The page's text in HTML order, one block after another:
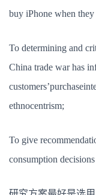
buy iPhone when they
To determining and
China trade war has
ethnocentrism;
To give
consumption decisions